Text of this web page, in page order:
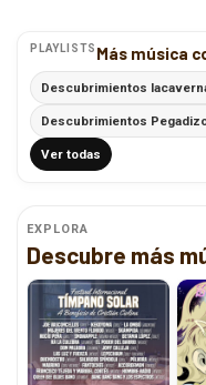
PLAYLISTS Más música
Descubrimientos
Descubrimientos
Ver todas
EXPLORA
Descubre más